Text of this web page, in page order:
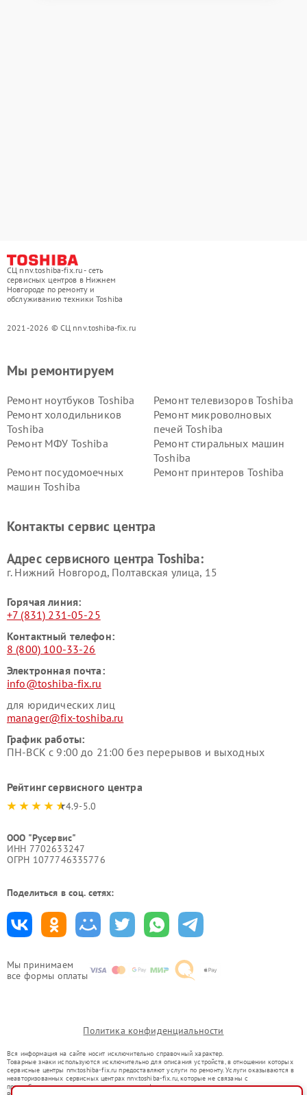
СЦ nnv.toshiba-fix.ru - сеть
сервисных центров в Нижнем
Новгороде по ремонту и
обслуживанию техники Toshiba
2021-2026 © СЦ nnv.toshiba-fix.ru
Мы принимаем
все формы оплаты
Мы ремонтируем
Ремонт ноутбуков Toshiba
Ремонт телевизоров Toshiba
Ремонт холодильников
Toshiba
Ремонт микроволновых
печей Toshiba
Ремонт МФУ Toshiba
Ремонт стиральных машин
Toshiba
Ремонт посудомоечных
машин Toshiba
Ремонт принтеров Toshiba
Контакты сервис центра
Адрес сервисного центра Toshiba:
г. Нижний Новгород, Полтавская улица, 15
Горячая линия:
+7 (831) 231-05-25
Контактный телефон:
8 (800) 100-33-26
Электронная почта:
info@toshiba-fix.ru
для юридических лиц
manager@fix-toshiba.ru
График работы:
ПН-ВСК с 9:00 до 21:00 без перерывов и выходных
Рейтинг сервисного центра
4.9-5.0
ООО "Русервис"
ИНН 7702633247
ОГРН 1077746335776
Поделиться в соц. сетях:
Политика конфиденциальности
Вся информация на сайте носит исключительно справочный характер.
Товарные знаки используются исключительно для описания устройств, в отношении которых
сервисные центры nnv.toshiba-fix.ru предоставляют услуги по ремонту. Услуги оказываются в
неавторизованных сервисных центрах nnv.toshiba-fix.ru, которые не связаны с
правообладателями товарных знаков или их официальными представителями.